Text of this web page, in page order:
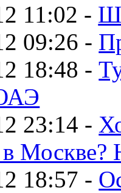
11:02 -
09:26 -
18:48 -
23:14 -
в
18:57 -